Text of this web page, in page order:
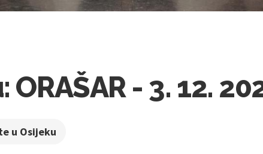
ORAŠAR - 3. 12.
u Osijeku